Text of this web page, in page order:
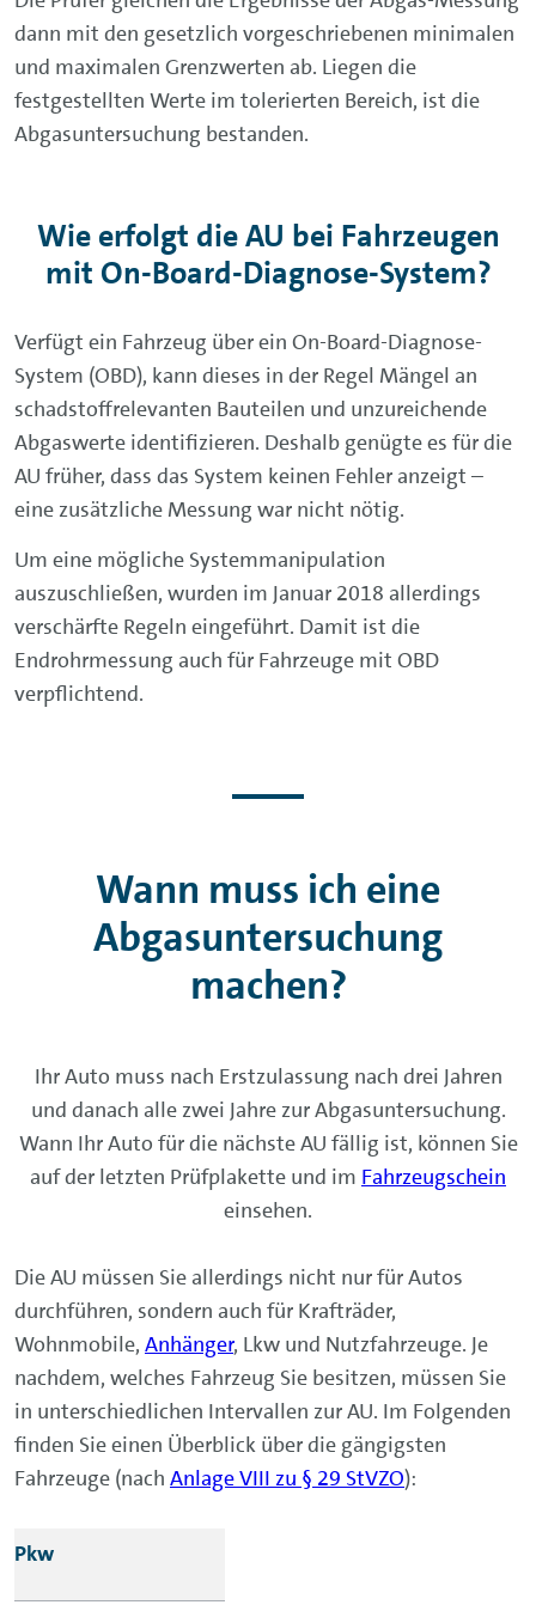
dann mit den gesetzlich vorgeschriebenen minimalen
und maximalen Grenzwerten ab. Liegen die
festgestellten Werte im tolerierten Bereich, ist die
Abgasuntersuchung bestanden.
Wie erfolgt die AU bei Fahrzeugen
mit On-Board-Diagnose-System?
Verfügt ein Fahrzeug über ein On-Board-Diagnose-
System (OBD), kann dieses in der Regel Mängel an
schadstoffrelevanten Bauteilen und unzureichende
Abgaswerte identifizieren. Deshalb genügte es für die
AU früher, dass das System keinen Fehler anzeigt –
eine zusätzliche Messung war nicht nötig.
Um eine mögliche Systemmanipulation
auszuschließen, wurden im Januar 2018 allerdings
verschärfte Regeln eingeführt. Damit ist die
Endrohrmessung auch für Fahrzeuge mit OBD
verpflichtend.
Wann muss ich eine
Abgasuntersuchung
machen?
Ihr Auto muss nach Erstzulassung nach drei Jahren
und danach alle zwei Jahre zur Abgasuntersuchung.
Wann Ihr Auto für die nächste AU fällig ist, können Sie
auf der letzten Prüfplakette und im Fahrzeugschein
einsehen.
Die AU müssen Sie allerdings nicht nur für Autos
durchführen, sondern auch für Krafträder,
Wohnmobile, Anhänger, Lkw und Nutzfahrzeuge. Je
nachdem, welches Fahrzeug Sie besitzen, müssen Sie
in unterschiedlichen Intervallen zur AU. Im Folgenden
finden Sie einen Überblick über die gängigsten
Fahrzeuge (nach Anlage VIII zu § 29 StVZO):
Fahrzeug
Pkw